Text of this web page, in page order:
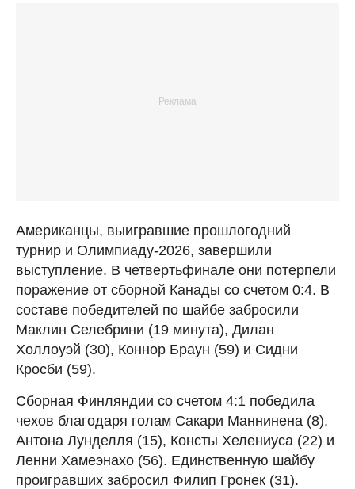
Американцы, выигравшие прошлогодний
турнир и Олимпиаду-2026, завершили
выступление. В четвертьфинале они потерпели
поражение от сборной Канады со счетом 0:4. В
составе победителей по шайбе забросили
Маклин Селебрини (19 минута), Дилан
Холлоуэй (30), Коннор Браун (59) и Сидни
Кросби (59).
Сборная Финляндии со счетом 4:1 победила
чехов благодаря голам Сакари Маннинена (8),
Антона Лунделля (15), Консты Хелениуса (22) и
Ленни Хамеэнахо (56). Единственную шайбу
проигравших забросил Филип Гронек (31).